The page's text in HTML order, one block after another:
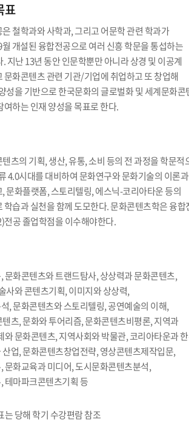
표
철학과와 사학과, 그리고 어문학 관련 학과가
개설된 융합전공으로 여러 신흥 학문을 통섭하는
지난 13년 동안 인문학뿐만 아니라 상경 및 이공계
문화콘텐츠 관련 기관/기업에 취업하고 또 창업해
성을 기반으로 한국문화의 글로벌화 및 세계문화콘
여하는 인재 양성을 목표로 한다.
츠의 기획, 생산, 유통, 소비 등의 전 과정을 학문적
4.0시대를 대비하여 문화연구와 문화기술의 이론과
문화플랫폼, 스토리텔링, 에스닉-코리아타운 등의
학습과 실천을 함께 도모한다. 문화콘텐츠학은 융합
전공 졸업학점을 이수해야한다.
문화콘텐츠와 트랜드탐사, 상상력과 문화콘텐츠,
사와 콘텐츠기획, 이미지와 상상력,
, 문화콘텐츠와 스토리텔링, 공연예술의 이해,
츠, 문화와 투어리즘, 문화콘텐츠비평론, 지역과
와 문화콘텐츠, 지역사회와 박물관, 코리아타운과
업, 문화콘텐츠창업전략, 영상콘텐츠제작입문,
문화교육과 미디어, 도시문화콘텐츠분석,
테마파크콘텐츠기획 등
당해 학기 수강편람 참조